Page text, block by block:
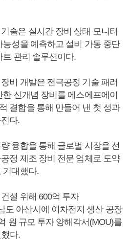
술은 실시간 장비 상태 모니터
능성을 예측하고 설비 가동 중단
트 관리 솔루션이다.
비 개발은 전극공정 기술 패러
신개념 장비를 에스에프에이
결합을 통해 만들어 낸 첫 성과
다.
융합을 통해 글로벌 시장을 선
정 제조 장비 전문 업체로 도약
기대했다.
설 위해 600억 투자
도 아산시에 이차전지 생산 공장
원 규모 투자 양해각서(MOU)를
다.